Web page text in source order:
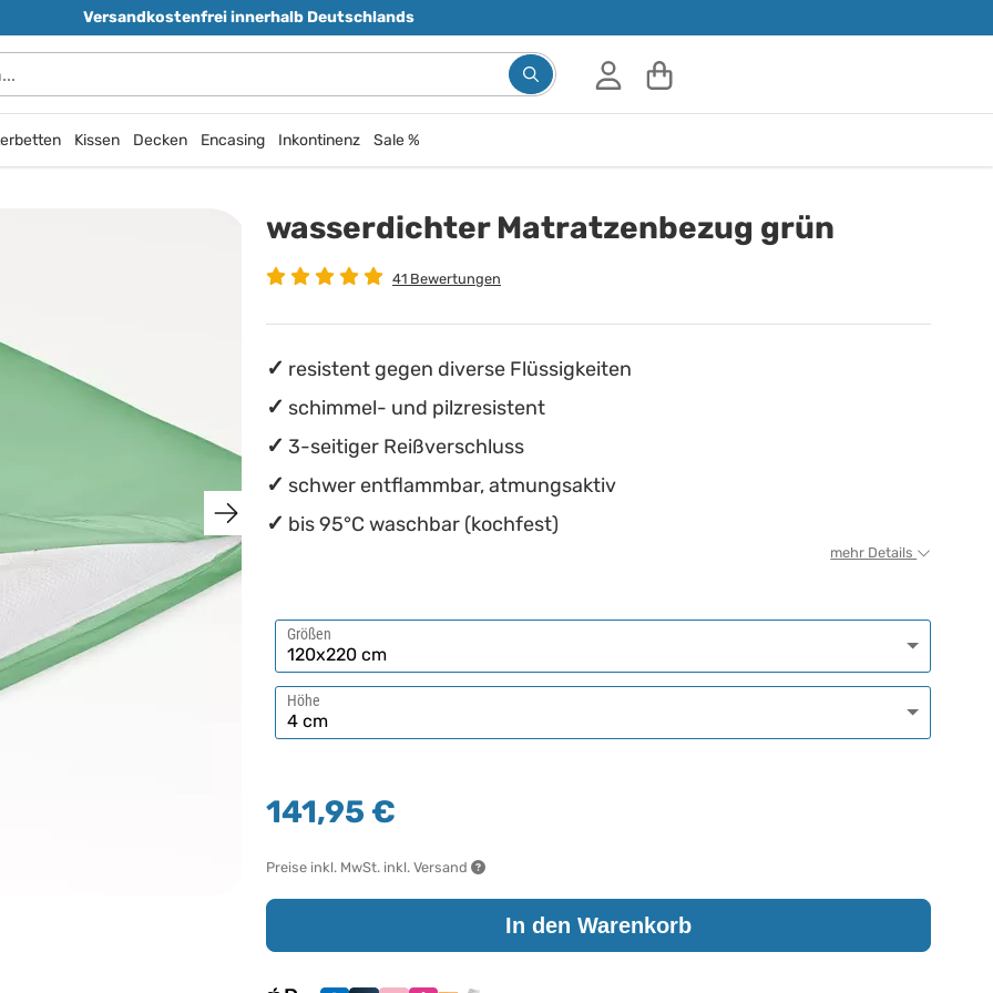
Versandkostenfrei innerhalb Deutschlands
Kissen Decken Encasing Inkontinenz Sale %
wasserdichter Matratzenbezug grün
41 Bewertungen
resistent gegen diverse Flüssigkeiten
schimmel- und pilzresistent
3-seitiger Reißverschluss
schwer entflammbar, atmungsaktiv
bis 95°C waschbar (kochfest)
mehr Details
Größen
Höhe
141,95 €
Preise inkl. MwSt. inkl. Versand
In den Warenkorb